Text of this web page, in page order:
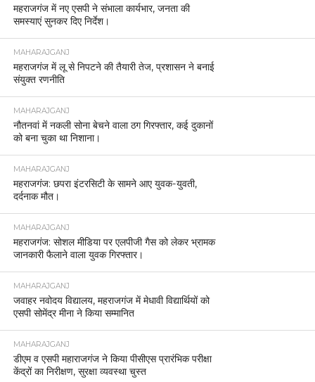
महराजगंज में नए एसपी ने संभाला कार्यभार, जनता की
समस्याएं सुनकर दिए निर्देश।
MAHARAJGANJ
महराजगंज में लू से निपटने की तैयारी तेज, प्रशासन ने बनाई
संयुक्त रणनीति
MAHARAJGANJ
नौतनवां में नकली सोना बेचने वाला ठग गिरफ्तार, कई दुकानों
को बना चुका था निशाना।
MAHARAJGANJ
महराजगंज: छपरा इंटरसिटी के सामने आए युवक-युवती,
दर्दनाक मौत।
MAHARAJGANJ
महराजगंज: सोशल मीडिया पर एलपीजी गैस को लेकर भ्रामक
जानकारी फैलाने वाला युवक गिरफ्तार।
MAHARAJGANJ
जवाहर नवोदय विद्यालय, महराजगंज में मेधावी विद्यार्थियों को
एसपी सोमेंद्र मीना ने किया सम्मानित
MAHARAJGANJ
डीएम व एसपी महाराजगंज ने किया पीसीएस प्रारंभिक परीक्षा
केंद्रों का निरीक्षण, सुरक्षा व्यवस्था चुस्त